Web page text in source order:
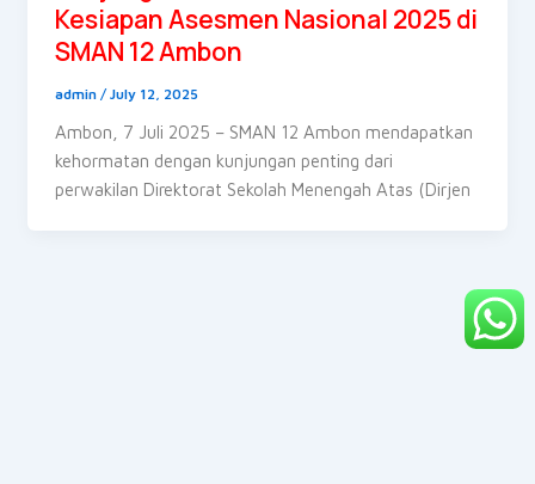
Kesiapan Asesmen Nasional 2025 di
SMAN 12 Ambon
admin /July 12, 2025
Ambon, 7 Juli 2025 – SMAN 12 Ambon mendapatkan
kehormatan dengan kunjungan penting dari
perwakilan Direktorat Sekolah Menengah Atas (Dirjen